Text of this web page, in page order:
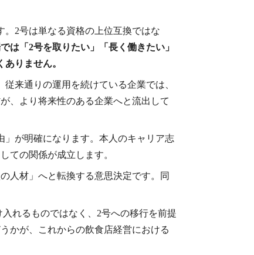
2号は単なる資格の上位互換ではな
は「2号を取りたい」「長く働きたい」
りません。
来通りの運用を続けている企業では、
、より将来性のある企業へと流出して
が明確になります。本人のキャリア志
ての関係が成立します。
人材」へと転換する意思決定です。同
れるものではなく、2号への移行を前提
かが、これからの飲食店経営における